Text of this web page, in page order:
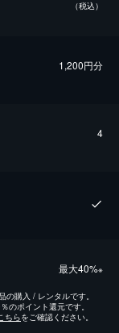
（税込）
1,200円分
4
最⼤40%※
購入 / レンタルです。
のポイント還元です。
ちらをご確認ください。